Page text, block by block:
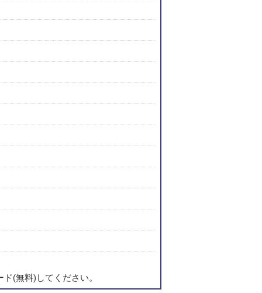
ド(無料)してください。